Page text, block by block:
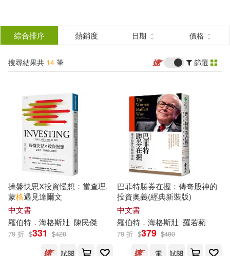
結
分類 (單選)
所有商品(14) 圖書(9)
電子書(5)
作者 (可複選)
羅伯特．海格斯壯(11)
羅伯特‧海格斯壯(3)
綜合排序 熱銷度 日期 價格
搜尋結果共 14 筆 篩選
操盤快思X投資慢想：當查理.
蒙格遇見達爾文
中文書
羅伯特 ． 海格斯壯 陳民傑
79 折 $331 $420
試閱
巴菲特勝券在握：傳奇股神的
投資奧義(經典新裝版)
中文書
羅伯特 ． 海格斯壯 羅若蘋
79 折 $379 $480
電
試閱